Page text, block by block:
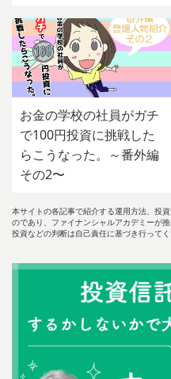
お金の学校の社員がガチ
で100円投資に挑戦した
らこうなった。～番外編
その2〜
本サイトの各記事で紹介する運用方法、投
のであり、ファイナンシャルアカデミーが
投資などの判断は自己責任に基づき行ってく